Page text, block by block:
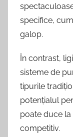
specifice,
galop.
În contrast,
sisteme de
tipurile
potențialul
poate duce
competitiv.